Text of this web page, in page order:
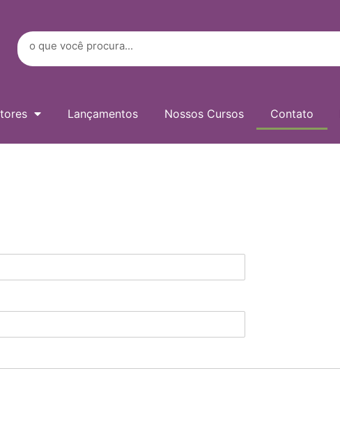
Search
Lançamentos Nossos Cursos Contato
e-